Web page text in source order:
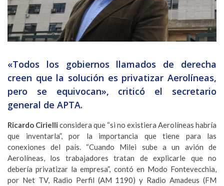
«Todos los gobiernos llamados de derecha
creen que la solución es privatizar Aerolíneas,
pero se equivocan», criticó el secretario
general de APTA.
Ricardo Cirielli considera que “si no existiera Aerolíneas habría
que inventarla”, por la importancia que tiene para las
conexiones del país. “Cuando Milei sube a un avión de
Aerolíneas, los trabajadores tratan de explicarle que no
debería privatizar la empresa”, contó en Modo Fontevecchia,
por Net TV, Radio Perfil (AM 1190) y Radio Amadeus (FM